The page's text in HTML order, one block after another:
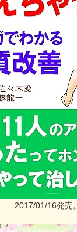
2017/01/16発売。